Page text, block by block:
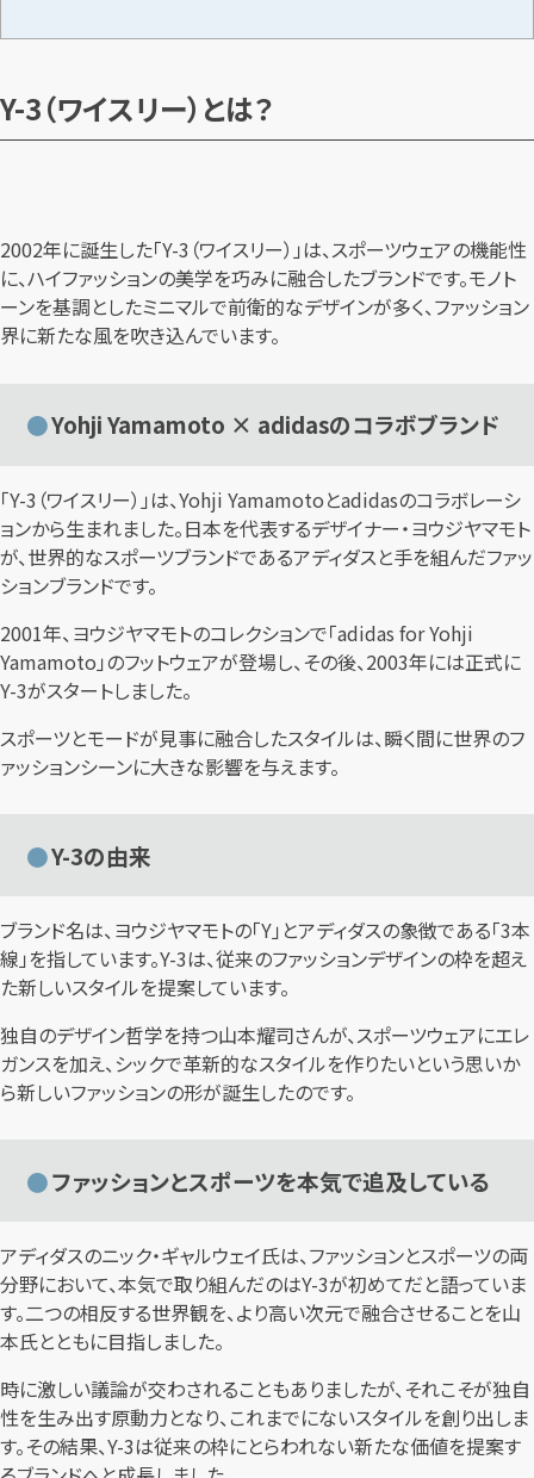
Y-3（ワイスリー）とは？
2002年に誕生した「Y-3（ワイスリー）」は、スポーツウェアの機能性
に、ハイファッションの美学を巧みに融合したブランドです。モノト
ーンを基調としたミニマルで前衛的なデザインが多く、ファッション
界に新たな風を吹き込んでいます。
Yohji Yamamoto × adidasのコラボブランド
「Y-3（ワイスリー）」は、Yohji Yamamotoとadidasのコラボレーシ
ョンから生まれました。日本を代表するデザイナー・ヨウジヤマモト
が、世界的なスポーツブランドであるアディダスと手を組んだファッ
ションブランドです。
2001年、ヨウジヤマモトのコレクションで「adidas for Yohji
Yamamoto」のフットウェアが登場し、その後、2003年には正式に
Y-3がスタートしました。
スポーツとモードが見事に融合したスタイルは、瞬く間に世界のフ
ァッションシーンに大きな影響を与えます。
Y-3の由来
ブランド名は、ヨウジヤマモトの「Y」とアディダスの象徴である「3本
線」を指しています。Y-3は、従来のファッションデザインの枠を超え
た新しいスタイルを提案しています。
独自のデザイン哲学を持つ山本耀司さんが、スポーツウェアにエレ
ガンスを加え、シックで革新的なスタイルを作りたいという思いか
ら新しいファッションの形が誕生したのです。
ファッションとスポーツを本気で追及している
アディダスのニック・ギャルウェイ氏は、ファッションとスポーツの両
分野において、本気で取り組んだのはY-3が初めてだと語っていま
す。二つの相反する世界観を、より高い次元で融合させることを山
本氏とともに目指しました。
時に激しい議論が交わされることもありましたが、それこそが独自
性を生み出す原動力となり、これまでにないスタイルを創り出しま
す。その結果、Y-3は従来の枠にとらわれない新たな価値を提案す